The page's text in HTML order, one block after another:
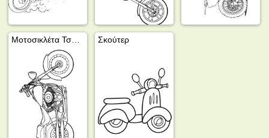
Σκούτερ